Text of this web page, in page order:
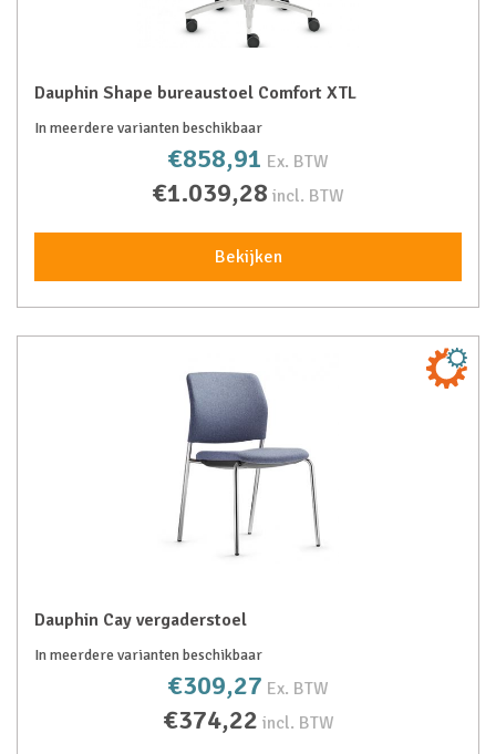
Dauphin Shape bureaustoel Comfort XTL
In meerdere varianten beschikbaar
€858,91 Ex. BTW
€1.039,28 incl. BTW
Bekijken
Dauphin Cay vergaderstoel
In meerdere varianten beschikbaar
€309,27 Ex. BTW
€374,22 incl. BTW